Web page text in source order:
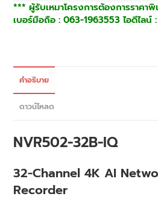
*** ผู้รับเหมาโครงการต้องการราคา
เบอร์มือถือ : 063-1963553 ไอดีไล
คำอธิบาย
ดาวน์โหลด
NVR502-32B-IQ
32-Channel 4K AI
Recorder